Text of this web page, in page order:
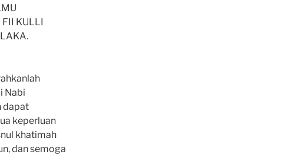
KULLI
Nabi
dapat
keperluan
khatimah
dan semoga